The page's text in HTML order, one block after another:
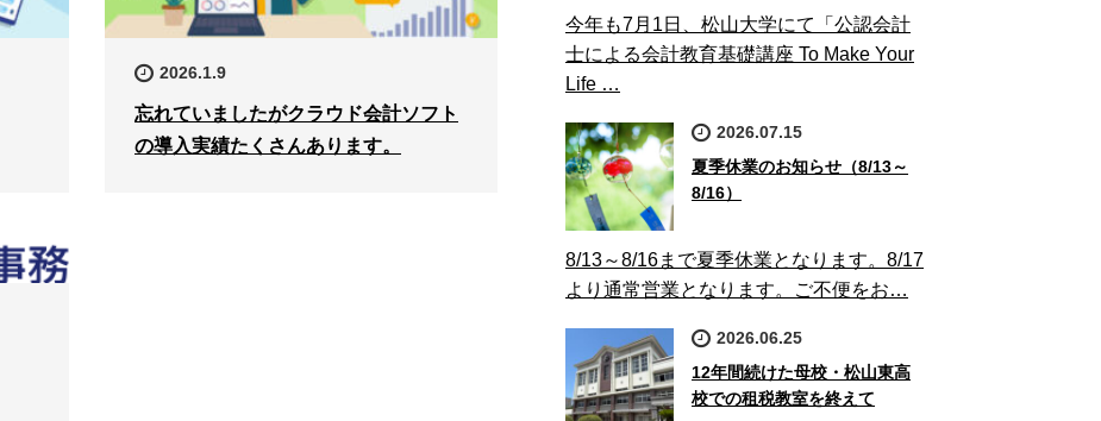
2026.1.9
忘れていましたがクラウド会計ソフト
の導入実績たくさんあります。
今年も7月1日、松山大学にて「公認会計
士による会計教育基礎講座 To Make Your
Life …
2026.07.15
夏季休業のお知らせ（8/13～
8/16）
8/13～8/16まで夏季休業となります。8/17
より通常営業となります。ご不便をお…
2026.06.25
12年間続けた母校・松山東高
校での租税教室を終えて